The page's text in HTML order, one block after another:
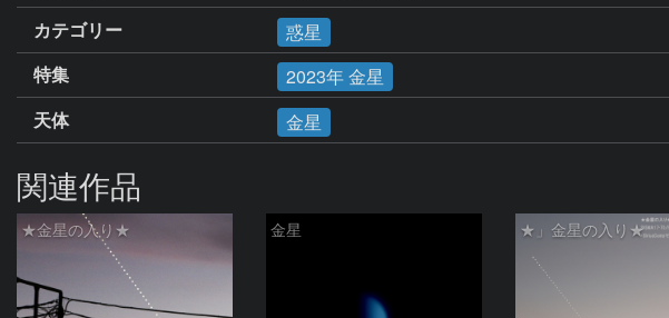
カテゴリー
惑星
特集
2023年 金星
天体
金星
関連作品
★金星の入り★ 金星 ★」金星の入り★